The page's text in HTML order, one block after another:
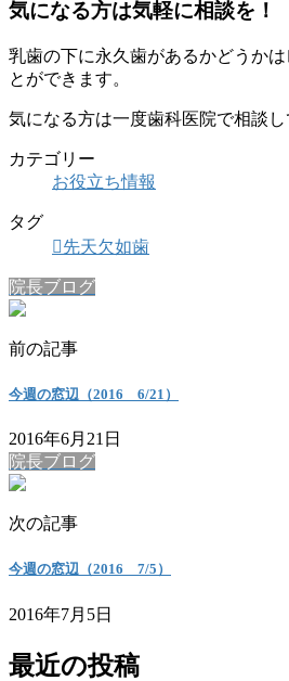
気になる方は気軽に相談を！
乳歯の下に永久歯があるかどうか
とができます。
気になる方は一度歯科医院で相談し
カテゴリー
お役立ち情報
タグ
先天欠如歯
院長ブログ
前の記事
今週の窓辺（2016 6/21）
2016年6月21日
院長ブログ
次の記事
今週の窓辺（2016 7/5）
2016年7月5日
最近の投稿